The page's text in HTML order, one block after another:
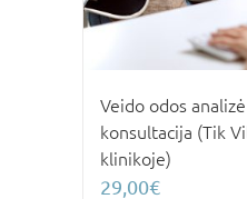
Veido odos
konsultacija (Tik
klinikoje)
29,00€